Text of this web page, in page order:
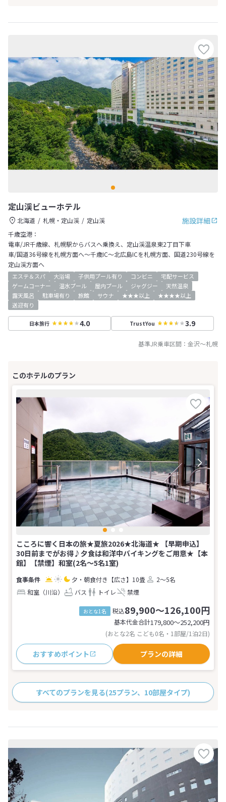
定山渓ビューホテル
施設詳細
北海道 札幌・定山渓
定山渓
千歳空港：
電車/JR千歳線、札幌駅からバスへ乗換え、定山渓温泉東2丁目下車
車/国道36号線を札幌方面へ～千歳IC～北広島ICを札幌方面、国道230号線を
定山渓方面へ
エステ＆スパ 大浴場 子供用プール有り コンビニ
宅配サービス
ゲームコーナー
温水プール 屋内プール ジャグジー
天然温泉
露天風呂
駐車場有り 旅館 サウナ ★★★以上
★★★★以上
送迎有り
日本旅行 4.0 TrustYou 3.9
基準JR乗車区間： 金沢～札幌
こころに響く日本の旅★夏旅2026★北海道★ 【早期申込】
30日前までがお得♪夕食は和洋中バイキングをご用意★【本
館】【禁煙】和室(2名～5名1室)
夕・朝食付き 【広さ】10畳
2～5名
和室（川沿）
バス トイレ 禁煙
おとな1名 税込89,900～126,100円
基本代金合計179,800〜252,200円
(おとな2名 こども0名・1部屋/1泊2日)
おすすめポイント プランの詳細
すべてのプランを見る(25プラン、10部屋タイプ)